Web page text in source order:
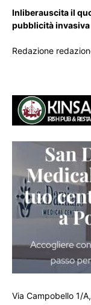
Inliberauscita il
pubblicità invasiva
Redazione
Via Campobello 1/